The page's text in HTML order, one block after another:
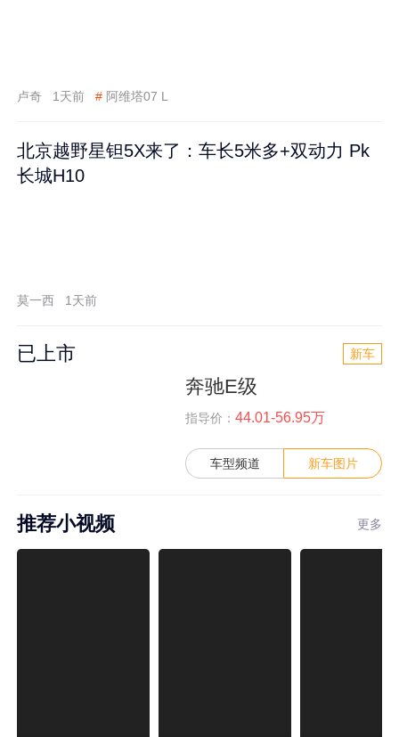
卢奇 1天前 # 阿维塔07 L
北京越野星钽5X来了：车长5米多+双动力 Pk
长城H10
莫一西 1天前
已上市 新车
奔驰E级
指导价： 44.01-56.95万
车型频道 新车图片
推荐小视频 更多